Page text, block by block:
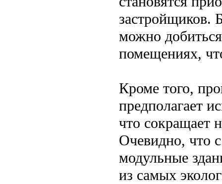
застройщиков.
можно
помещениях,
Кроме того,
предполагает
что сокращает
Очевидно, что
модульные
из самых